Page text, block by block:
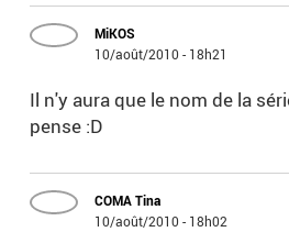
MiKOS
10/août/2010 - 18h21
Il n'y aura que le nom de la
pense :D
COMA Tina
10/août/2010 - 18h02